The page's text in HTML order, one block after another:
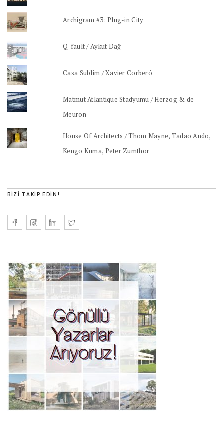
Archigram #3: Plug-in City
Q_fault / Aykut Dağ
Casa Sublim / Xavier Corberó
Matmut Atlantique Stadyumu / Herzog & de
Meuron
House Of Architects / Thom Mayne, Tadao Ando,
Kengo Kuma, Peter Zumthor
BIZI TAKIP EDIN!